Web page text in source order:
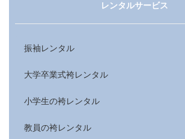
レンタルサービス
振袖レンタル
大学卒業式袴レンタル
小学生の袴レンタル
教員の袴レンタル